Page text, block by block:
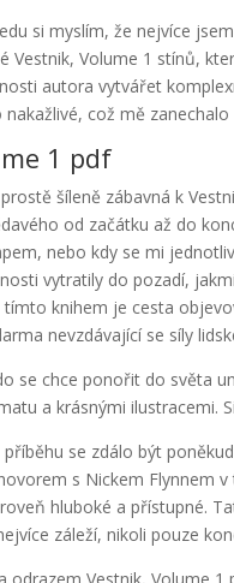
si myslím, že nejvíce
Vestnik, Volume 1 stínů,
autora vytvářet
nakažlivé, což mě
1 pdf
šíleně zábavná k
od začátku až do
nebo kdy se mi
vytratily do pozadí,
tímto knihem je cesta
nevzdávající se síly
se chce ponořit do světa
a krásnými ilustracemi.
se zdálo být
s Nickem Flynnem
hluboké a přístupné.
záleží, nikoli pouze